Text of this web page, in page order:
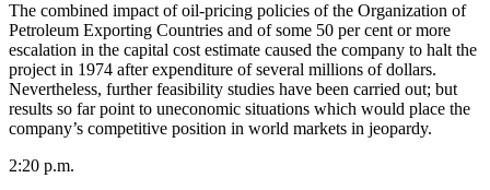
The combined impact of oil-pricing policies of the Organization of
Petroleum Exporting Countries and of some 50 per cent or more
escalation in the capital cost estimate caused the company to halt the
project in 1974 after expenditure of several millions of dollars.
Nevertheless, further feasibility studies have been carried out; but
results so far point to uneconomic situations which would place the
company’s competitive position in world markets in jeopardy.
2:20 p.m.